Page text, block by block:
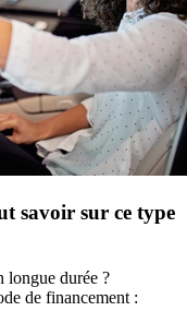
savoir sur ce type
longue durée ?
de financement :